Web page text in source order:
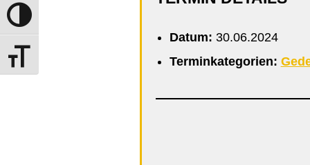
Umschalten auf hohe Kontraste
Schrift vergrößern
Datum: 30.06.2024
Terminkategorien: